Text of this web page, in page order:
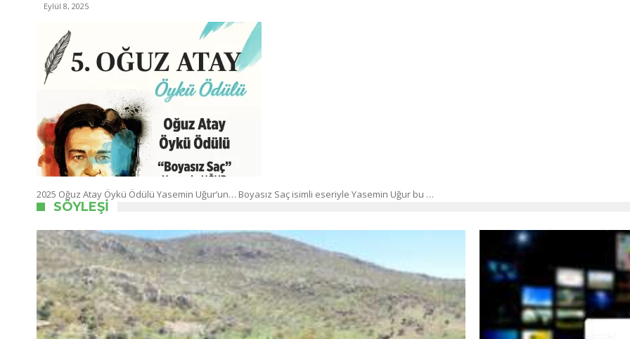
Eylül 8, 2025
2025 Oğuz Atay Öykü Ödülü Yasemin Uğur’un… Boyasız Saç isimli eseriyle Yasemin Uğur bu …
SÖYLEŞI